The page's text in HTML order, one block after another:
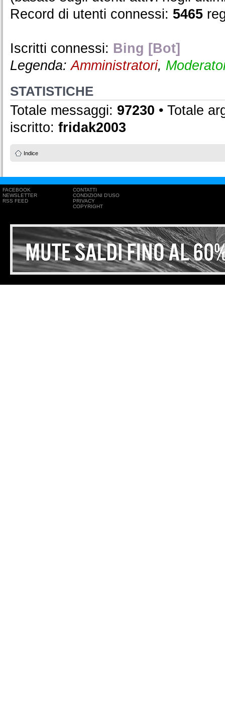
Record di utenti connessi: 5465
Iscritti connessi: Bing [Bot]
Legenda:Amministratori,
STATISTICHE
Totale messaggi: 97230 • Totale
iscritto: fridak2003
Indice
FACEBOOK
NEWSLETTER
RSS FEED
CONTATTI
CONDIZIONI D'USO
PRIVACY
COPYRIGHT